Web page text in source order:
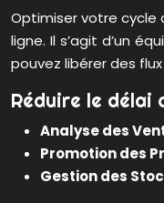
Optimiser votre cycle
ligne. Il s’agit d’un
pouvez libérer des
Réduire le
Analyse des
Promotion des
Gestion des